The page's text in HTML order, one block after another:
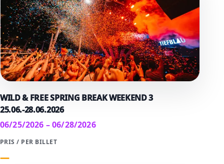
WILD & FREE SPRING BREAK WEEKEND 3
25.06.-28.06.2026
06/25/2026 – 06/28/2026
PRIS / PER BILLET
—